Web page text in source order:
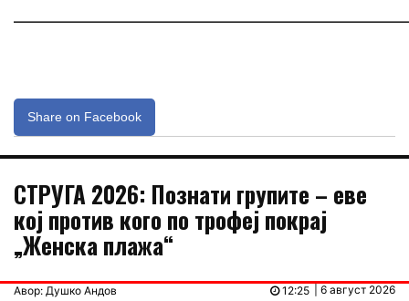
Share on Facebook
СТРУГА 2026: Познати групите – еве
кој против кого по трофеј покрај
„Женска плажа“
Авор: Душко Андов | 6 август 2026
12:25